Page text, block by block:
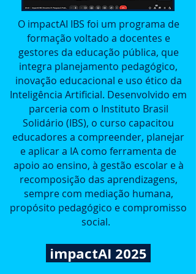
O impactAI IBS foi um programa de
formação voltado a docentes e
gestores da educação pública, que
integra planejamento pedagógico,
inovação educacional e uso ético da
Inteligência Artificial. Desenvolvido em
parceria com o Instituto Brasil
Solidário (IBS), o curso capacitou
educadores a compreender, planejar
e aplicar a IA como ferramenta de
apoio ao ensino, à gestão escolar e à
recomposição das aprendizagens,
sempre com mediação humana,
propósito pedagógico e compromisso
social.
impactAI 2025